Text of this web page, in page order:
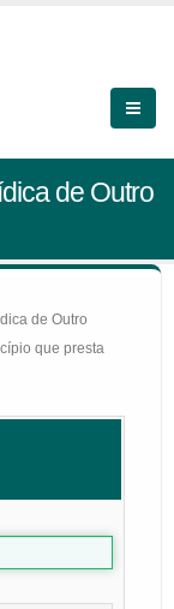
de Outro
de Outro
que presta